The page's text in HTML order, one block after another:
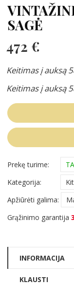
SAGĖ
472 €
Keitimas į auksą
Keitimas į auksą
Prekę turime:
Kategorija:
Apžiūrėti galima:
Grąžinimo garantija
INFORMACIJA
KLAUSTI